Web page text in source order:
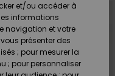
et/ou accéder à
informations
navigation et votre
présenter des
; pour mesurer la
; pour personnaliser